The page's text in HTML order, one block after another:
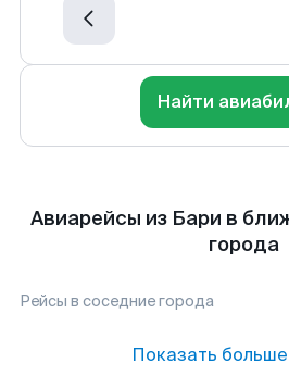
Найти
Авиарейсы из Бари в
города
Рейсы в соседние города
Показать